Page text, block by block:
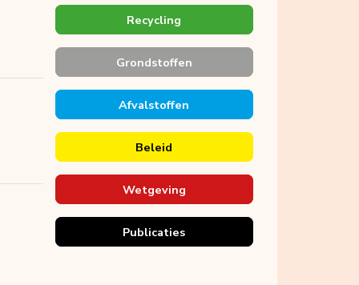
Recycling
Grondstoffen
Afvalstoffen
Beleid
Wetgeving
Publicaties